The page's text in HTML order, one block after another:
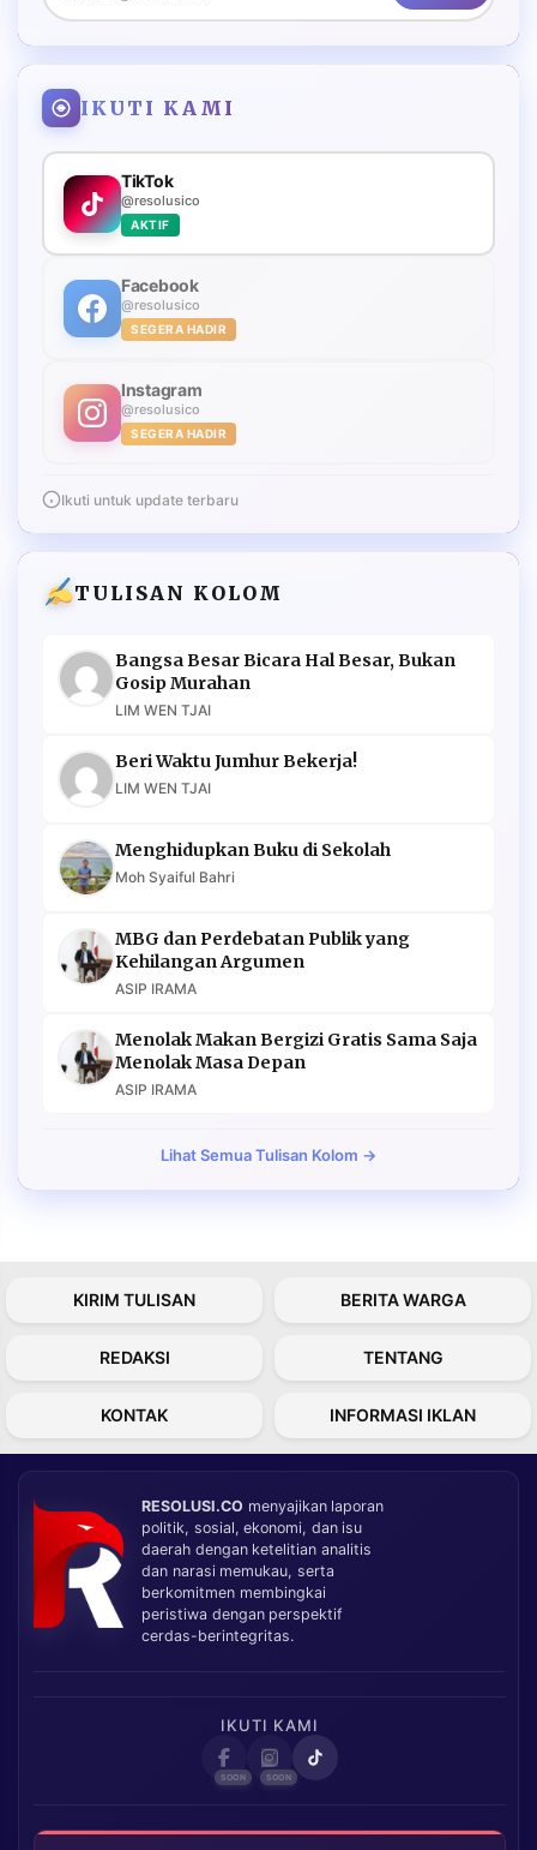
IKUTI KAMI
TikTok
@resolusico
AKTIF
Facebook
@resolusico
SEGERA HADIR
Instagram
@resolusico
SEGERA HADIR
Ikuti untuk update terbaru
TULISAN KOLOM
Bangsa Besar Bicara Hal Besar, Bukan
Gosip Murahan
LIM WEN TJAI
Beri Waktu Jumhur Bekerja!
LIM WEN TJAI
Menghidupkan Buku di Sekolah
Moh Syaiful Bahri
MBG dan Perdebatan Publik yang
Kehilangan Argumen
ASIP IRAMA
Menolak Makan Bergizi Gratis Sama Saja
Menolak Masa Depan
ASIP IRAMA
Lihat Semua Tulisan Kolom →
KIRIM TULISAN BERITA WARGA
REDAKSI TENTANG
KONTAK INFORMASI IKLAN
RESOLUSI.CO menyajikan laporan
politik, sosial, ekonomi, dan isu
daerah dengan ketelitian analitis
dan narasi memukau, serta
berkomitmen membingkai
peristiwa dengan perspektif
cerdas-berintegritas.
IKUTI KAMI